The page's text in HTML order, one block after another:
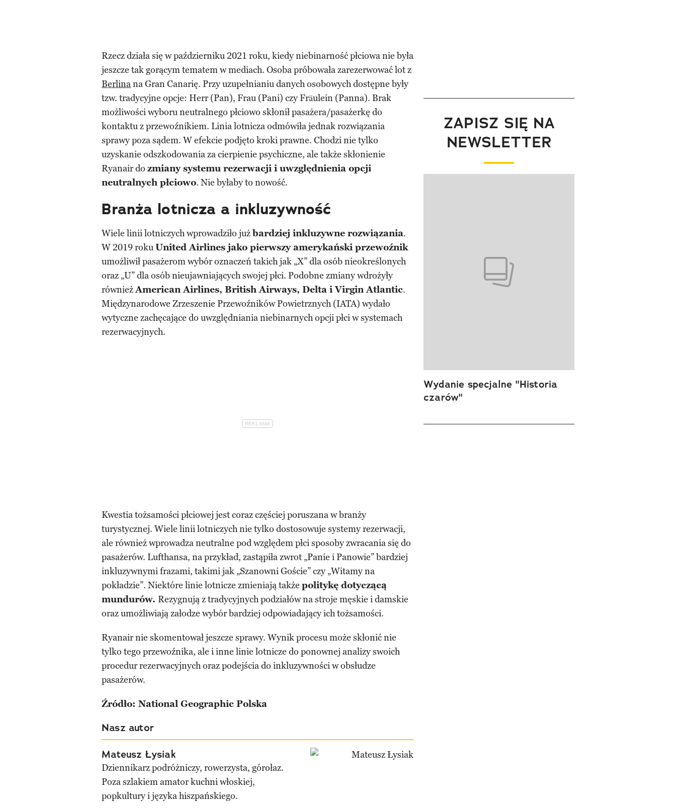
Rzecz działa się w październiku 2021 roku, kiedy niebinarność płciowa nie była
jeszcze tak gorącym tematem w mediach. Osoba próbowała zarezerwować lot z
Berlinana Gran Canarię. Przy uzupełnianiu danych osobowych dostępne były
tzw. tradycyjne opcje: Herr (Pan), Frau (Pani) czy Fräulein (Panna). Brak
możliwości wyboru neutralnego płciowo skłonił pasażera/pasażerkę do
kontaktu z przewoźnikiem. Linia lotnicza odmówiła jednak rozwiązania
sprawy poza sądem. W efekcie podjęto kroki prawne. Chodzi nie tylko
uzyskanie odszkodowania za cierpienie psychiczne, ale także skłonienie
Ryanair do zmiany systemu rezerwacji i uwzględnienia opcji
neutralnych płciowo. Nie byłaby to nowość.
Branża lotnicza a inkluzywność
Wiele linii lotniczych wprowadziło jużbardziej inkluzywne rozwiązania.
W 2019 rokuUnited Airlines jako pierwszy amerykański przewoźnik
umożliwił pasażerom wybór oznaczeń takich jak „X” dla osób nieokreślonych
oraz „U” dla osób nieujawniających swojej płci. Podobne zmiany wdrożyły
równieżAmerican Airlines, British Airways, Delta i Virgin Atlantic.
Międzynarodowe Zrzeszenie Przewoźników Powietrznych (IATA) wydało
wytyczne zachęcające do uwzględniania niebinarnych opcji płci w systemach
rezerwacyjnych.
Kwestia tożsamości płciowej jest coraz częściej poruszana w branży
turystycznej. Wiele linii lotniczych nie tylko dostosowuje systemy rezerwacji,
ale również wprowadza neutralne pod względem płci sposoby zwracania się do
pasażerów. Lufthansa, na przykład, zastąpiła zwrot „Panie i Panowie” bardziej
inkluzywnymi frazami, takimi jak „Szanowni Goście” czy „Witamy na
pokładzie”. Niektóre linie lotnicze zmieniają także politykę dotyczącą
mundurów. Rezygnują z tradycyjnych podziałów na stroje męskie i damskie
oraz umożliwiają załodze wybór bardziej odpowiadający ich tożsamości.
Ryanair nie skomentował jeszcze sprawy. Wynik procesu może skłonić nie
tylko tego przewoźnika, ale i inne linie lotnicze do ponownej analizy swoich
procedur rezerwacyjnych oraz podejścia do inkluzywności w obsłudze
pasażerów.
Źródło: National Geographic Polska
Nasz autor
Mateusz Łysiak
Dziennikarz podróżniczy, rowerzysta, górołaz.
Poza szlakiem amator kuchni włoskiej,
popkultury i języka hiszpańskiego.
ZAPISZ SIĘ NA
NEWSLETTER
Wydanie specjalne "Historia
czarów"